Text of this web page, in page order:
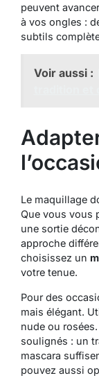
peuvent
à vos ongles :
subtils
Voir aussi :
Le maquillage
Que vous vous
une sortie
approche
choisissez un
votre tenue.
Pour des
mais élégant.
nude ou
soulignés : un
mascara
pouvez aussi